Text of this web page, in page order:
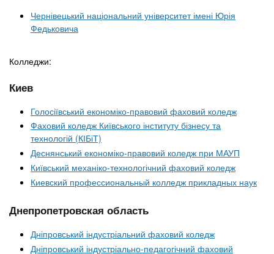
Чернівецький національний університет імені Юрія
Федьковича
Колледжи:
Киев
Голосіївський економіко-правовий фаховий коледж
Фаховий коледж Київського інституту бізнесу та
технологій (КІБіТ)
Деснянський економіко-правовий коледж при МАУП
Київський механіко-технологічний фаховий коледж
Киевский профессиональный колледж прикладных наук
Днепропетровская область
Дніпровський індустріальний фаховий коледж
Дніпровський індустріально-педагогічний фаховий